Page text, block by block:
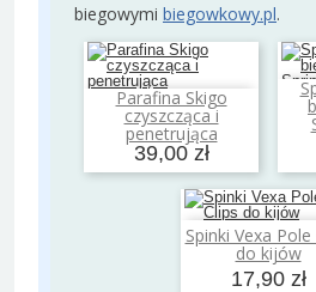
biegowymi biegowkowy.pl.
Parafina Skigo
czyszcząca i
penetrująca
39,00 zł
Dodaj do koszyka
Spinki Vexa Pole
do kijów
17,90 zł
Dodaj do